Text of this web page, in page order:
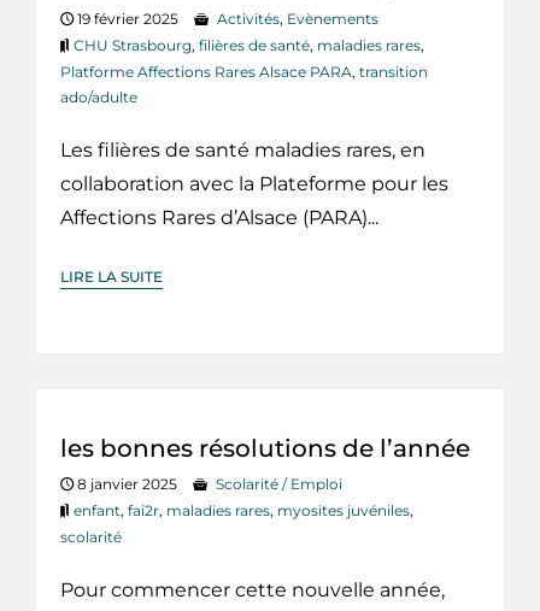
19 février 2025 Activités, Evènements
CHU Strasbourg, filières de santé, maladies rares,
Platforme Affections Rares Alsace PARA, transition
ado/adulte
Les filières de santé maladies rares, en
collaboration avec la Plateforme pour les
Affections Rares d’Alsace (PARA)...
LIRE LA SUITE
les bonnes résolutions de l’année
8 janvier 2025
Scolarité / Emploi
enfant, fai2r, maladies rares, myosites juvéniles,
scolarité
Pour commencer cette nouvelle année,